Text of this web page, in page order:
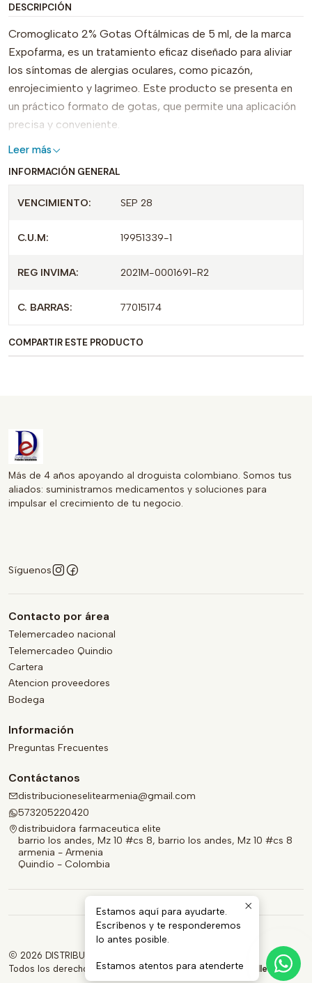
DESCRIPCIÓN
Cromoglicato 2% Gotas Oftálmicas de 5 ml, de la marca
Expofarma, es un tratamiento eficaz diseñado para aliviar
los síntomas de alergias oculares, como picazón,
enrojecimiento y lagrimeo. Este producto se presenta en
un práctico formato de gotas, que permite una aplicación
precisa y conveniente.
Lo que diferencia al Cromoglicato 2% es su formulación
especializada, que actúa bloqueando la liberación de
duradero. Su uso es recomendado para aquellas personas
segura y efectiva para el cuidado ocular.
Este producto está registrado bajo el INVIMA 2016M-
normas de seguridad. Ideal para quienes buscan un alivio
Gotas Oftálmicas es una solución práctica y de fácil
Leer más
INFORMACIÓN GENERAL
VENCIMIENTO: SEP 28
C.U.M: 19951339-1
REG INVIMA: 2021M-0001691-R2
C. BARRAS: 77015174
COMPARTIR ESTE PRODUCTO
Más de 4 años apoyando al droguista colombiano. Somos tus
aliados: suministramos medicamentos y soluciones para
impulsar el crecimiento de tu negocio.
Síguenos
Contacto por área
Telemercadeo nacional
Telemercadeo Quindio
Cartera
Atencion proveedores
Bodega
Información
Preguntas Frecuentes
Contáctanos
distribucioneselitearmenia@gmail.com
573205220420
distribuidora farmaceutica elite
barrio los andes, Mz 10 #cs 8, barrio los andes, Mz 10 #cs 8
armenia - Armenia
Quindío - Colombia
2026 DISTRIBUIDORA FARMACÉUTICA ELITE.
Todos los derechos reservados.Desarrollado por Jumpseller
Estamos aquí para ayudarte.
Escríbenos y te responderemos
lo antes posible.
Estamos atentos para atenderte